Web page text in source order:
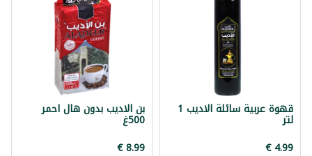
قهوة عربية سائلة الاديب 1
لتر
بن الاديب بدون هال احمر
500غ